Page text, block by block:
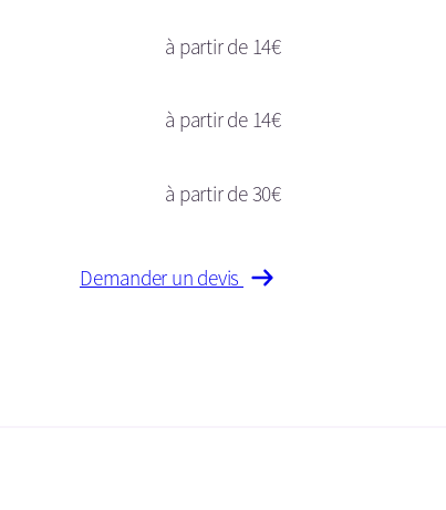
à partir de 14€
à partir de 14€
à partir de 30€
Demander un devis